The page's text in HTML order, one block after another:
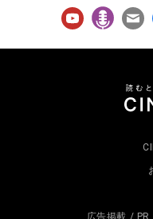
広告掲載 /